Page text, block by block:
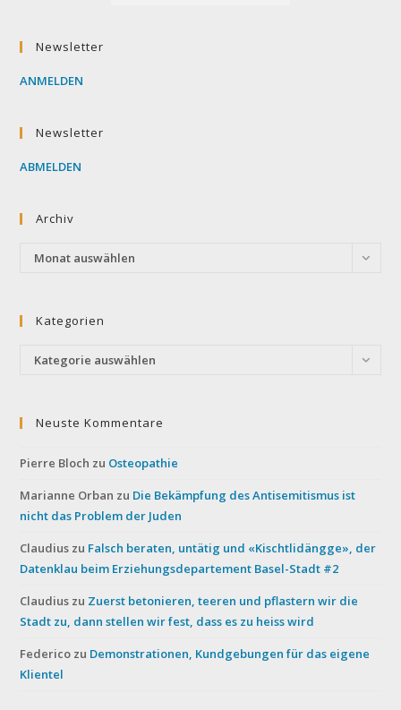
Newsletter
ANMELDEN
Newsletter
ABMELDEN
Archiv
Archiv
Monat auswählen
Kategorien
Kategorien
Kategorie auswählen
Neuste Kommentare
Pierre Bloch zu Osteopathie
Marianne Orban zu Die Bekämpfung des Antisemitismus ist
nicht das Problem der Juden
Claudius zu Falsch beraten, untätig und «Kischtlidängge», der
Datenklau beim Erziehungsdepartement Basel-Stadt #2
Claudius zu Zuerst betonieren, teeren und pflastern wir die
Stadt zu, dann stellen wir fest, dass es zu heiss wird
Federico zu Demonstrationen, Kundgebungen für das eigene
Klientel